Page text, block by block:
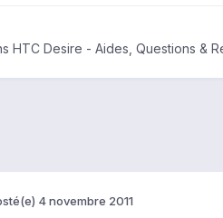
HTC Desire - Aides, Questions &
4 novembre 2011